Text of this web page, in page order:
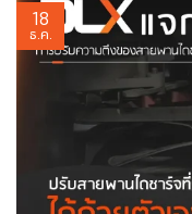
18
ธ.ค.